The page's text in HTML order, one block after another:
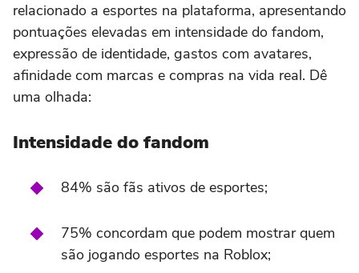
relacionado a esportes na plataforma, apresentando
pontuações elevadas em intensidade do fandom,
expressão de identidade, gastos com avatares,
afinidade com marcas e compras na vida real. Dê
uma olhada:
Intensidade do fandom
84% são fãs ativos de esportes;
75% concordam que podem mostrar quem
são jogando esportes na Roblox;